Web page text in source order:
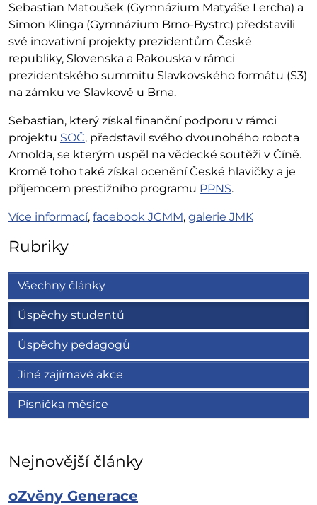
Sebastian Matoušek (Gymnázium Matyáše Lercha) a
Simon Klinga (Gymnázium Brno-Bystrc) představili
své inovativní projekty prezidentům České
republiky, Slovenska a Rakouska v rámci
prezidentského summitu Slavkovského formátu (S3)
na zámku ve Slavkově u Brna.
Sebastian, který získal finanční podporu v rámci
projektu SOČ, představil svého dvounohého robota
Arnolda, se kterým uspěl na vědecké soutěži v Číně.
Kromě toho také získal ocenění České hlavičky a je
příjemcem prestižního programu PPNS.
Více informací, facebook JCMM, galerie JMK
Rubriky
Všechny články
Úspěchy studentů
Úspěchy pedagogů
Jiné zajímavé akce
Písnička měsíce
Nejnovější články
oZvěny Generace